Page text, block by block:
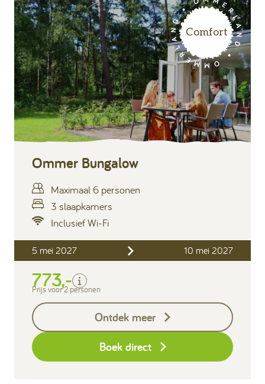
Comfort
Ommer Bungalow
Maximaal 6 personen
3 slaapkamers
Inclusief Wi-Fi
5 mei 2027 10 mei 2027
773,-
Inclusief
Verblijfskosten
Keukendoekenpakket
Eindschoonmaak
Prijs voor 2 personen
Ontdek meer
Boek direct